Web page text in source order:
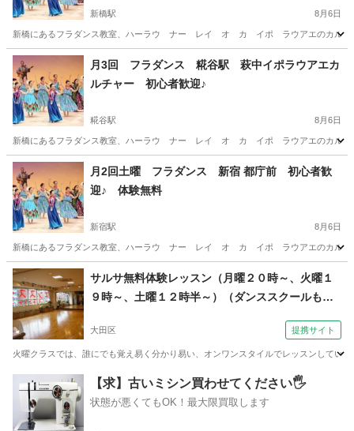
新橋駅 8月6日
新橋にあるフラダンス教室、ハーラウ ナー レイ オ カ イポ ラウアエのカルチャ
東京 港区 新橋駅 フラダンス 東京 港区 御成門駅
フラダンス 無料
月3回 フラダンス 糀谷駅 萩中イポラウアエカ
ルチャー 初心者歓迎♪
糀谷駅 8月6日
新橋にあるフラダンス教室、ハーラウ ナー レイ オ カ イポ ラウアエのカルチャ
東京 大田区 糀谷駅 フラダンス クラス
月2回土曜 フラダンス 新宿 都庁前 初心者歓
迎♪ 体験無料
新宿駅 8月6日
新橋にあるフラダンス教室、ハーラウ ナー レイ オ カ イポ ラウアエのカルチャ
東京 新宿区 新宿駅 フラダンス クラス
サルサ無料体験レッスン（月曜２０時～、火曜１
９時～、土曜１２時半～）（ダンススクールもり
大田区 提携サイト
火曜クラスでは、誰にでも覚え易く分かり易い、オンワンスタイルでレッスンしてい
東京 大田区 サルサダンス
【求】古いミシン買わせてください🖐️
状態が悪くてもOK！最大限買取します